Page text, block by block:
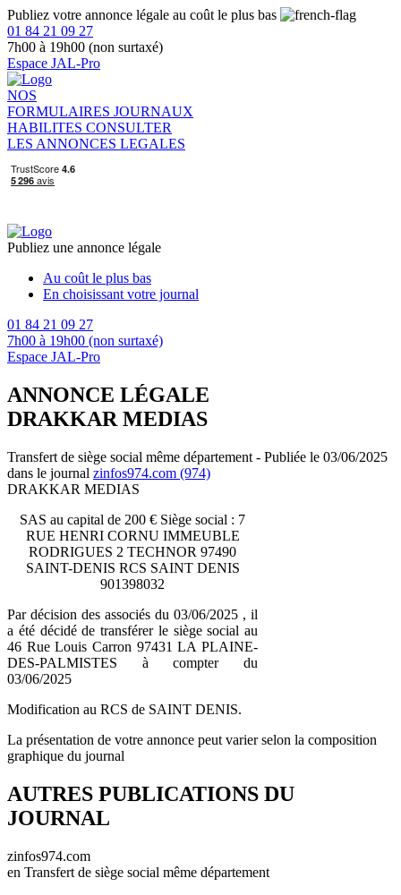
Publiez votre annonce légale au coût le plus bas
01 84 21 09 27
7h00 à 19h00 (non surtaxé)
Espace JAL-Pro
NOS
FORMULAIRES JOURNAUX
HABILITES CONSULTER
LES ANNONCES LEGALES
Publiez une annonce légale
Au coût le plus bas
En choisissant votre journal
01 84 21 09 27
7h00 à 19h00 (non surtaxé)
Espace JAL-Pro
ANNONCE LÉGALE
DRAKKAR MEDIAS
Transfert de siège social même département - Publiée le 03/06/2025
dans le journal zinfos974.com (974)
DRAKKAR MEDIAS
SAS au capital de 200 € Siège social : 7
RUE HENRI CORNU IMMEUBLE
RODRIGUES 2 TECHNOR 97490
SAINT-DENIS RCS SAINT DENIS
901398032
Par décision des associés du 03/06/2025 , il
a été décidé de transférer le siège social au
46 Rue Louis Carron 97431 LA PLAINE-
DES-PALMISTES à compter du
03/06/2025
Modification au RCS de SAINT DENIS.
La présentation de votre annonce peut varier selon la composition
graphique du journal
AUTRES PUBLICATIONS DU
JOURNAL
zinfos974.com
en Transfert de siège social même département